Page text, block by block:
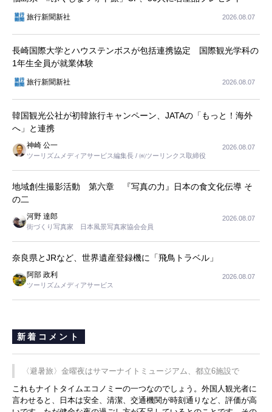
旅行新聞新社 2026.08.07
長崎国際大学とハウステンボスが包括連携協定 国際観光学科の
1年生全員が就業体験
旅行新聞新社 2026.08.07
韓国観光公社が初韓旅行キャンペーン、JATAの「もっと！海外
へ」と連携
神崎 公一
ツーリズムメディアサービス編集長 / ㈱ツーリンクス取締役
2026.08.07
地域創生撮影活動 第六章 『写真の力』日本の食文化伝導 そ
の二
河野 達郎
街づくり写真家 日本風景写真家協会会員
2026.08.07
奈良県とJRなど、世界遺産登録機に「飛鳥トラベル」
阿部 政利
ツーリズムメディアサービス
2026.08.07
新着コメント
〈避暑旅〉金曜夜はサマーナイトミュージアム、都立6施設で
これもナイトタイムエコノミーの一つなのでしょう。外国人観光者に
言わせると、日本は安全、清潔、交通機関が時刻通りなど、評価が高